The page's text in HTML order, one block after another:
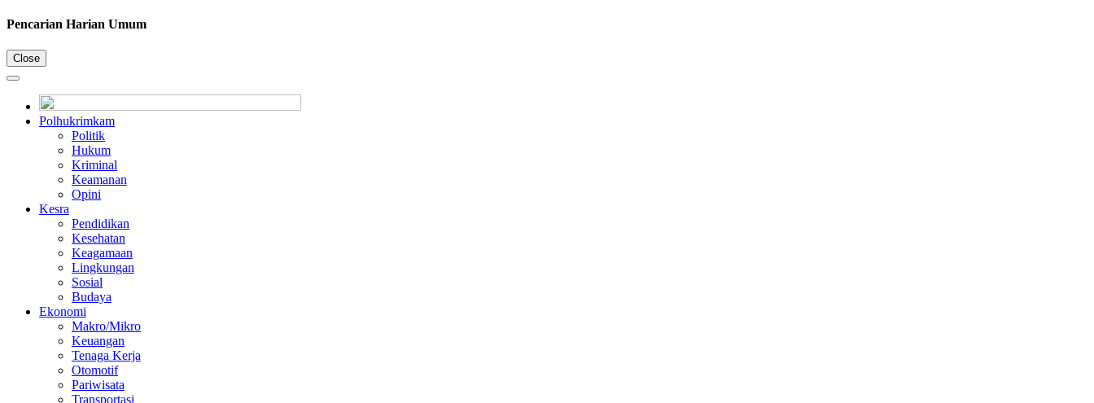
Pencarian Harian Umum
Close
Polhukrimkam
Politik
Hukum
Kriminal
Keamanan
Opini
Kesra
Pendidikan
Kesehatan
Keagamaan
Lingkungan
Sosial
Budaya
Ekonomi
Makro/Mikro
Keuangan
Tenaga Kerja
Otomotif
Pariwisata
Transportasi